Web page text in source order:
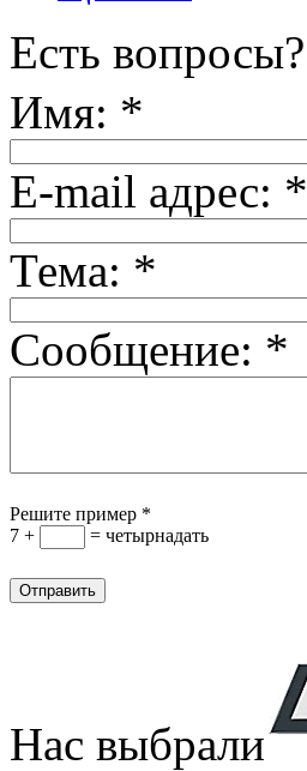
Есть вопросы?
Имя: *
E-mail адрес: *
Тема: *
Сообщение: *
Решите пример *
7 +
= четырнадать
Нас выбрали